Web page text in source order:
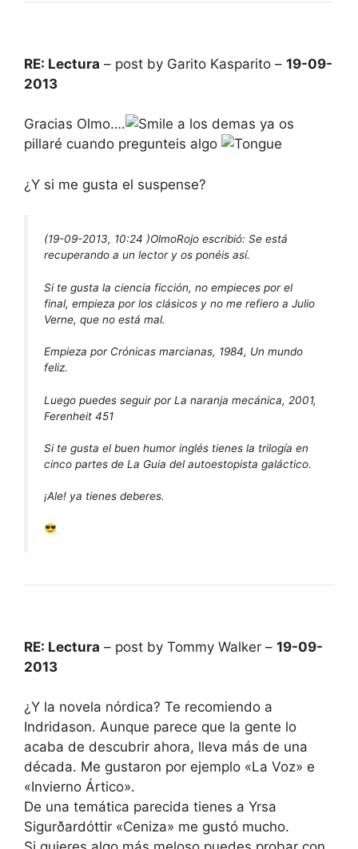
RE: Lectura – post by Garito Kasparito – 19-09-
2013
Gracias Olmo….
a los demas ya os
pillaré cuando pregunteis algo
¿Y si me gusta el suspense?
(19-09-2013, 10:24 )OlmoRojo escribió: Se está
recuperando a un lector y os ponéis así.
Si te gusta la ciencia ficción, no empieces por el
final, empieza por los clásicos y no me refiero a Julio
Verne, que no está mal.
Empieza por Crónicas marcianas, 1984, Un mundo
feliz.
Luego puedes seguir por La naranja mecánica, 2001,
Ferenheit 451
Si te gusta el buen humor inglés tienes la trilogía en
cinco partes de La Guia del autoestopista galáctico.
¡Ale! ya tienes deberes.
RE: Lectura – post by Tommy Walker – 19-09-
2013
¿Y la novela nórdica? Te recomiendo a
Indridason. Aunque parece que la gente lo
acaba de descubrir ahora, lleva más de una
década. Me gustaron por ejemplo «La Voz» e
«Invierno Ártico».
De una temática parecida tienes a Yrsa
Sigurðardóttir «Ceniza» me gustó mucho.